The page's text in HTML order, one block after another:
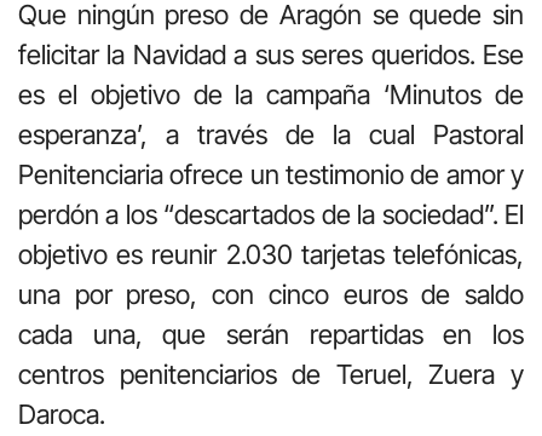
Que ningún preso de Aragón se quede sin
felicitar la Navidad a sus seres queridos. Ese
es el objetivo de la campaña ‘Minutos de
esperanza’, a través de la cual Pastoral
Penitenciaria ofrece un testimonio de amor y
perdón a los “descartados de la sociedad”. El
objetivo es reunir 2.030 tarjetas telefónicas,
una por preso, con cinco euros de saldo
cada una, que serán repartidas en los
centros penitenciarios de Teruel, Zuera y
Daroca.